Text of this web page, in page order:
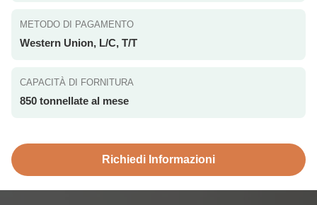
METODO DI PAGAMENTO
Western Union, L/C, T/T
CAPACITÀ DI FORNITURA
850 tonnellate al mese
Richiedi Informazioni